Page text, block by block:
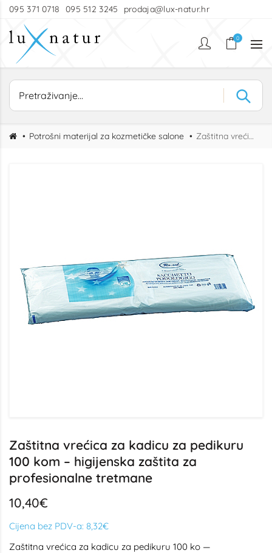
095 371 0718 095 512 3245 prodaja@lux-natur.hr
0
Potrošni materijal za kozmetičke salone Zaštitna vrećica za kadicu za pedikuru 100 kom
Zaštitna vrećica za kadicu za pedikuru
100 kom – higijenska zaštita za
profesionalne tretmane
10,40€
Cijena bez PDV-a: 8,32€
Zaštitna vrećica za kadicu za pedikuru 100 ko —